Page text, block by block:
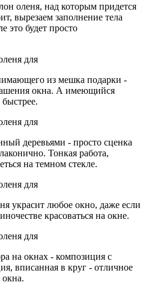
оленя, над которым придется
вырезаем заполнение тела
это будет просто
из мешка подарки -
окна. А имеющийся
деревьями - просто сценка
Тонкая работа,
на темном стекле.
украсит любое окно, даже если
красоваться на окне.
на окнах - композиция с
вписанная в круг - отличное